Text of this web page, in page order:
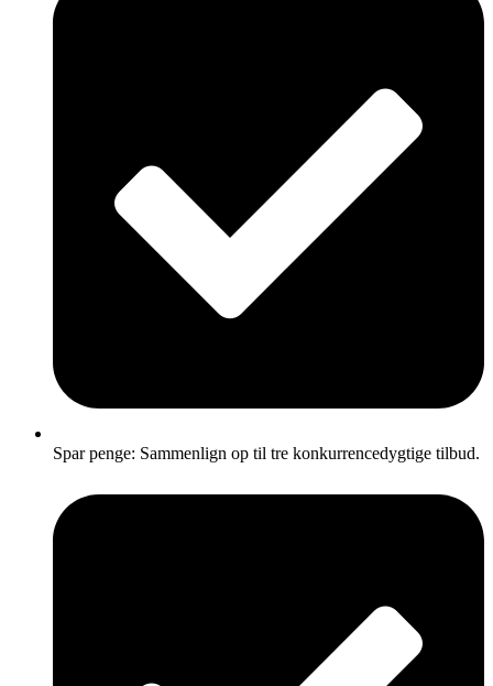
Spar penge: Sammenlign op til tre konkurrencedygtige tilbud.